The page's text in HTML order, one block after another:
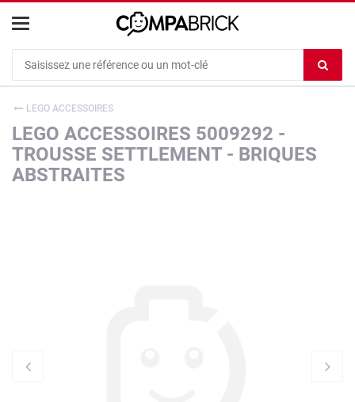
le
LEGO ACCESSOIRES
LEGO ACCESSOIRES 5009292 -
TROUSSE SETTLEMENT - BRIQUES
ABSTRAITES
Cookies management panel